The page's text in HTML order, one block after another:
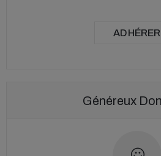
ADHÉRER
Généreux